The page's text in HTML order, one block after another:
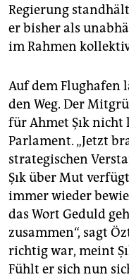
Regierung
er bisher als
im Rahmen
Auf dem Flughafen
den Weg. Der
für Ahmet Şık
Parlament. „Jetzt
strategischen
Şık über Mut
immer wieder
das Wort Geduld
zusammen“, sagt
richtig war, meint
Fühlt er sich nun